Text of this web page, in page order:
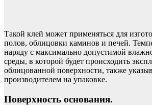
Такой клей может применяться для
полов, облицовки каминов и печей.
наряду с максимально допустимой
среды, в которой будет происходить
облицованной поверхности, также
производителем на упаковке.
Поверхность основания.